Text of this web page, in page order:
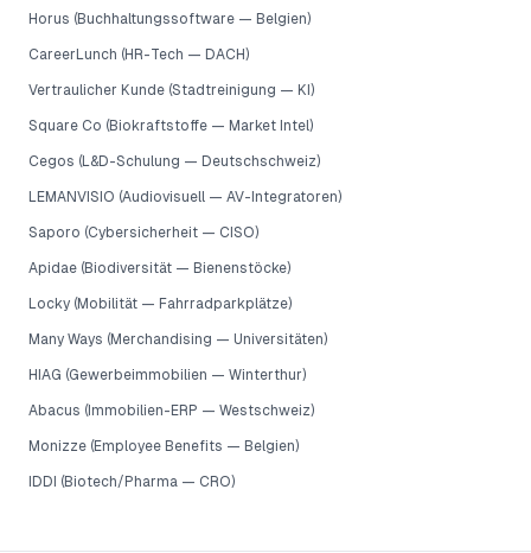
Horus (Buchhaltungssoftware — Belgien)
CareerLunch (HR-Tech — DACH)
Vertraulicher Kunde (Stadtreinigung — KI)
Square Co (Biokraftstoffe — Market Intel)
Cegos (L&D-Schulung — Deutschschweiz)
LEMANVISIO (Audiovisuell — AV-Integratoren)
Saporo (Cybersicherheit — CISO)
Apidae (Biodiversität — Bienenstöcke)
Locky (Mobilität — Fahrradparkplätze)
Many Ways (Merchandising — Universitäten)
HIAG (Gewerbeimmobilien — Winterthur)
Abacus (Immobilien-ERP — Westschweiz)
Monizze (Employee Benefits — Belgien)
IDDI (Biotech/Pharma — CRO)